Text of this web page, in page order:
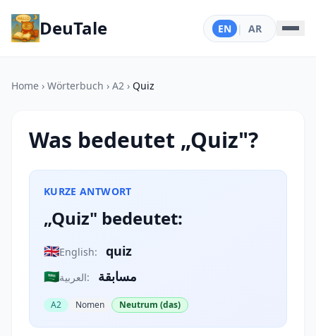
DeuTale EN | AR
Home › Wörterbuch › A2 › Quiz
Was bedeutet „Quiz"?
KURZE ANTWORT
„Quiz" bedeutet:
🇬🇧English:
quiz
🇸🇦
العربية: مسابقة
A2 Nomen Neutrum (das)